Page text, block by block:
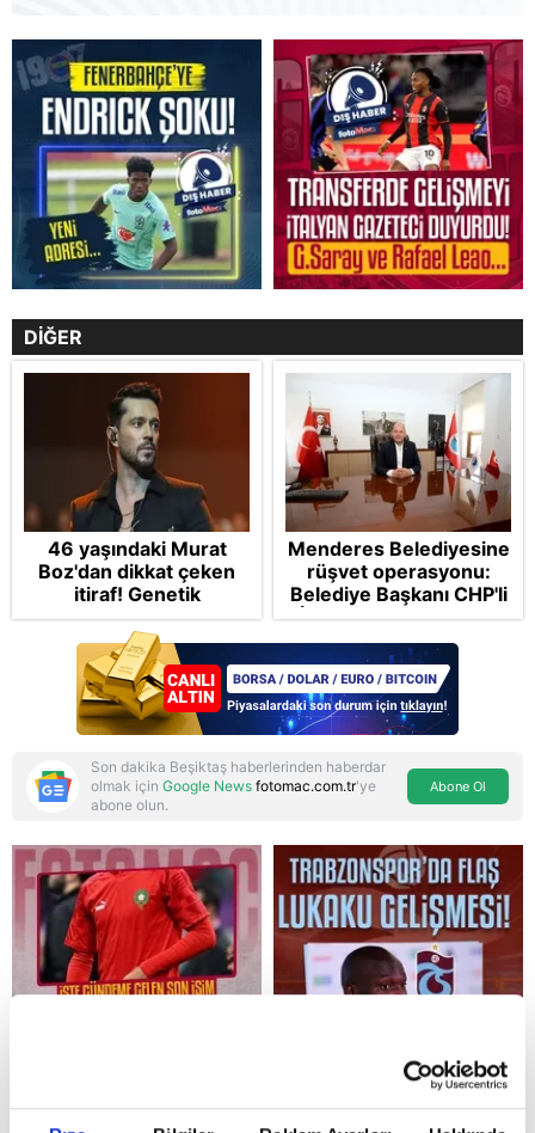
Reddet
DİĞER
46 yaşındaki Murat
Boz'dan dikkat çeken
itiraf! Genetik
korkusunu açıkladı
Menderes Belediyesine
rüşvet operasyonu:
Belediye Başkanı CHP'li
İlkay Çiçek tutuklandı
Son dakika Beşiktaş haberlerinden haberdar
olmak için Google News fotomac.com.tr'ye
abone olun.
Abone Ol